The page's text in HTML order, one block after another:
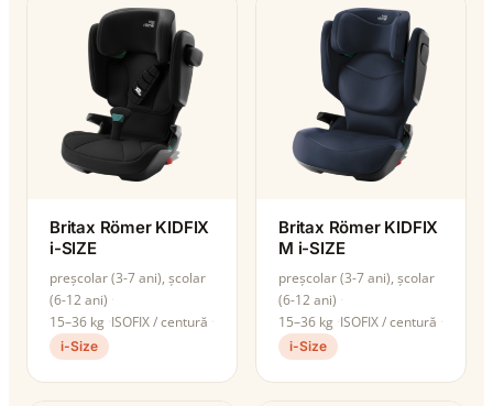
Britax Römer KIDFIX
i-SIZE
preșcolar (3-7 ani), școlar
(6-12 ani)
15–36 kg ISOFIX / centură
i-Size
Britax Römer KIDFIX
M i-SIZE
preșcolar (3-7 ani), școlar
(6-12 ani)
15–36 kg ISOFIX / centură
i-Size